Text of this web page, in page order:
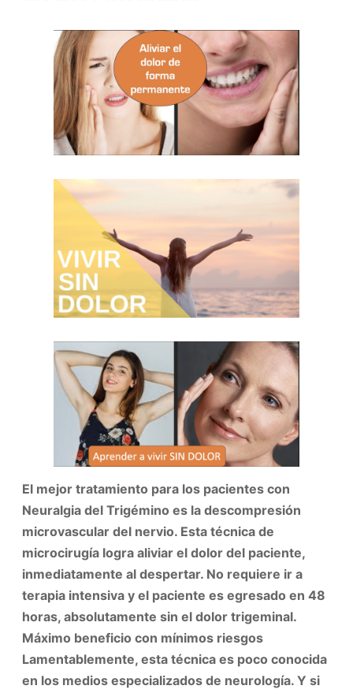
El mejor tratamiento para los pacientes con
Neuralgia del Trigémino es la descompresión
microvascular del nervio. Esta técnica de
microcirugía logra aliviar el dolor del paciente,
inmediatamente al despertar. No requiere ir a
terapia intensiva y el paciente es egresado en 48
horas, absolutamente sin el dolor trigeminal.
Máximo beneficio con mínimos riesgos
Lamentablemente, esta técnica es poco conocida
en los medios especializados de neurología. Y si